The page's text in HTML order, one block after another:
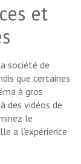
et
société de
que certaines
à gros
des vidéos de
le
a l’expérience